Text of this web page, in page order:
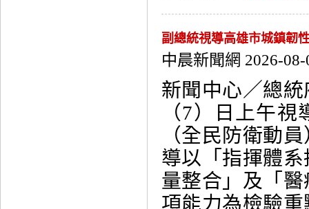
副總統視導高雄市城鎮韌
中晨新聞網 2026-08-
新聞中心／總
（7）日上午
（全民防衛動
導以「指揮體
量整合」及「
項能力為檢驗